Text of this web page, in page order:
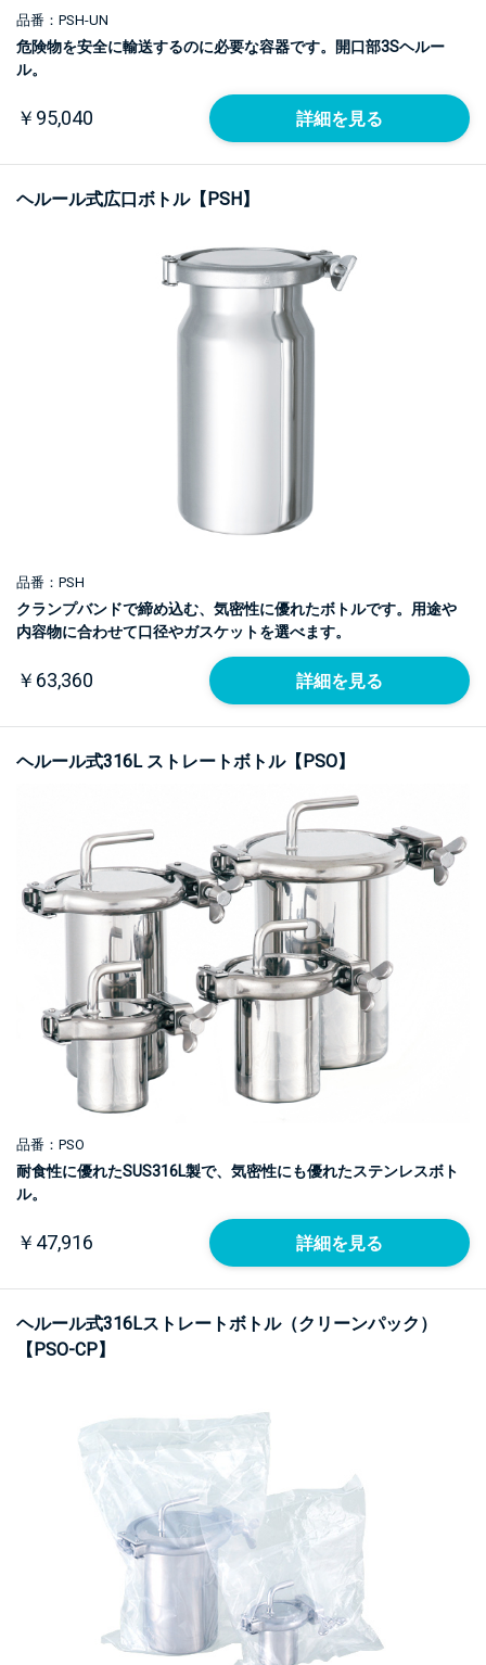
品番：PSH-UN
危険物を安全に輸送するのに必要な容器です。開口部3Sヘルー
ル。
￥95,040 詳細を見る
ヘルール式広口ボトル【PSH】
品番：PSH
クランプバンドで締め込む、気密性に優れたボトルです。用途や
内容物に合わせて口径やガスケットを選べます。
￥63,360 詳細を見る
ヘルール式316L ストレートボトル【PSO】
品番：PSO
耐食性に優れたSUS316L製で、気密性にも優れたステンレスボト
ル。
￥47,916 詳細を見る
ヘルール式316Lストレートボトル（クリーンパック）
【PSO-CP】